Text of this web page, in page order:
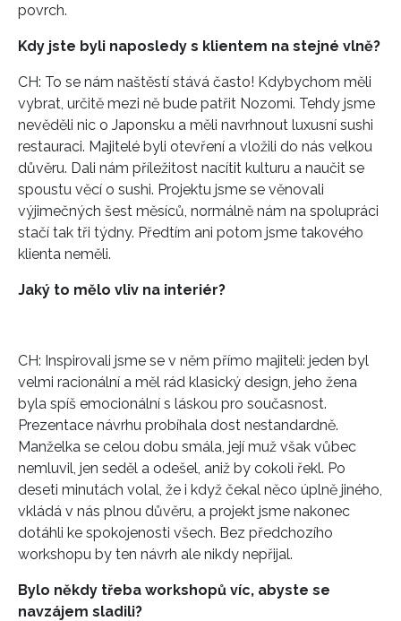
povrch.
Kdy jste byli naposledy s klientem na stejné vlně?
CH: To se nám naštěstí stává často! Kdybychom měli
vybrat, určitě mezi ně bude patřit Nozomi. Tehdy jsme
nevěděli nic o Japonsku a měli navrhnout luxusní sushi
restauraci. Majitelé byli otevření a vložili do nás velkou
důvěru. Dali nám příležitost nacítit kulturu a naučit se
spoustu věcí o sushi. Projektu jsme se věnovali
výjimečných šest měsíců, normálně nám na spolupráci
stačí tak tři týdny. Předtím ani potom jsme takového
klienta neměli.
Jaký to mělo vliv na interiér?
CH: Inspirovali jsme se v něm přímo majiteli: jeden byl
velmi racionální a měl rád klasický design, jeho žena
byla spíš emocionální s láskou pro současnost.
Prezentace návrhu probíhala dost nestandardně.
Manželka se celou dobu smála, její muž však vůbec
nemluvil, jen seděl a odešel, aniž by cokoli řekl. Po
deseti minutách volal, že i když čekal něco úplně jiného,
vkládá v nás plnou důvěru, a projekt jsme nakonec
dotáhli ke spokojenosti všech. Bez předchozího
workshopu by ten návrh ale nikdy nepřijal.
Bylo někdy třeba workshopů víc, abyste se
navzájem sladili?